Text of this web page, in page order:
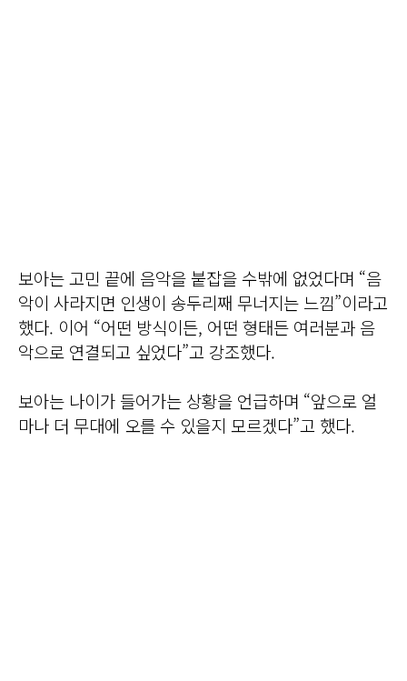
보아는 고민 끝에 음악을 붙잡을 수밖에 없었다며 “음
악이 사라지면 인생이 송두리째 무너지는 느낌”이라고
했다. 이어 “어떤 방식이든, 어떤 형태든 여러분과 음
악으로 연결되고 싶었다”고 강조했다.
보아는 나이가 들어가는 상황을 언급하며 “앞으로 얼
마나 더 무대에 오를 수 있을지 모르겠다”고 했다.